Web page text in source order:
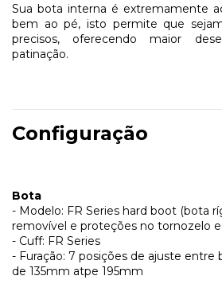
Sua bota interna é extremamente
bem ao pé, isto permite que
precisos, oferecendo maior
patinação.
Configuração
Bota
- Modelo: FR Series hard boot (bota
removível e proteções no tornozelo
- Cuff: FR Series
- Furação: 7 posições de ajuste entre
de 135mm atpe 195mm